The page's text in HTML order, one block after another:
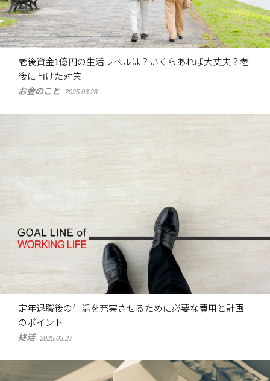
老後資金1億円の生活レベルは？いくらあれば大丈夫？老
後に向けた対策
お金のこと 2025.03.28
定年退職後の生活を充実させるために必要な費用と計画
のポイント
終活 2025.03.27